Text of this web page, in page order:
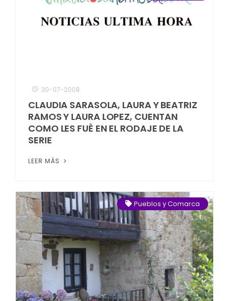
30-07-2008
CLAUDIA SARASOLA, LAURA Y BEATRIZ
RAMOS Y LAURA LOPEZ, CUENTAN
COMO LES FUÈ EN EL RODAJE DE LA
SERIE
LEER MÁS
Pueblos y Comarca